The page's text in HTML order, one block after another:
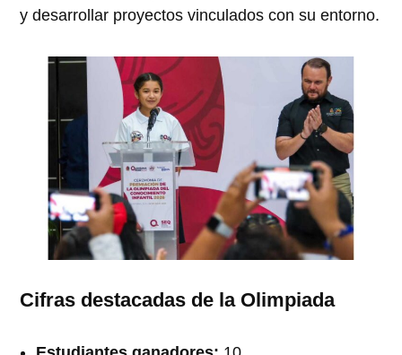
y desarrollar proyectos vinculados con su entorno.
Cifras destacadas de la Olimpiada